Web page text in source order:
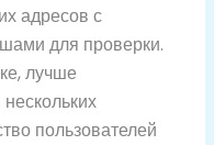
адресов с
для проверки.
лучше
пользователей